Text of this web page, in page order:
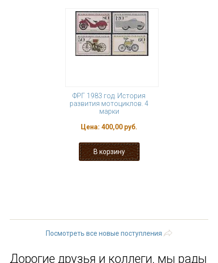
ФРГ 1983 год. История
развития мотоциклов. 4
марки
Цена: 400,00 руб.
Посмотреть все новые поступления
Дорогие друзья и коллеги, мы рады